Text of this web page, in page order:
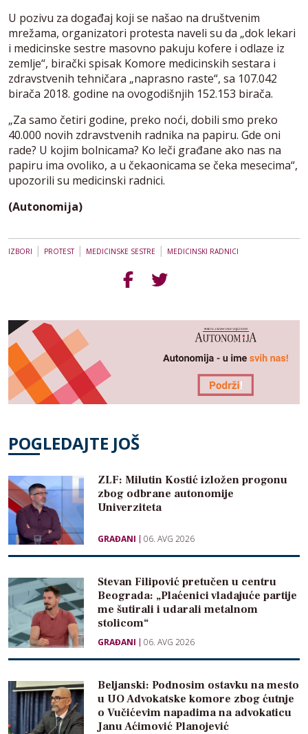
U pozivu za događaj koji se našao na društvenim
mrežama, organizatori protesta naveli su da „dok lekari
i medicinske sestre masovno pakuju kofere i odlaze iz
zemlje“, birački spisak Komore medicinskih sestara i
zdravstvenih tehničara „naprasno raste“, sa 107.042
birača 2018. godine na ovogodišnjih 152.153 birača.
„Za samo četiri godine, preko noći, dobili smo preko
40.000 novih zdravstvenih radnika na papiru. Gde oni
rade? U kojim bolnicama? Ko leči građane ako nas na
papiru ima ovoliko, a u čekaonicama se čeka mesecima“,
upozorili su medicinski radnici.
(Autonomija)
IZBORI | PROTEST| MEDICINSKE SESTRE | MEDICINSKI RADNICI
POGLEDAJTE JOŠ
ZLF: Milutin Kostić izložen progonu
zbog odbrane autonomije
Univerziteta
GRAĐANI 06. AVG 2026
Stevan Filipović pretučen u centru
Beograda: „Plaćenici vladajuće partije
me šutirali i udarali metalnom
stolicom“
GRAĐANI 06. AVG 2026
Beljanski: Podnosim ostavku na mesto
u UO Advokatske komore zbog ćutnje
o Vučićevim napadima na advokaticu
Janu Aćimović Planojević